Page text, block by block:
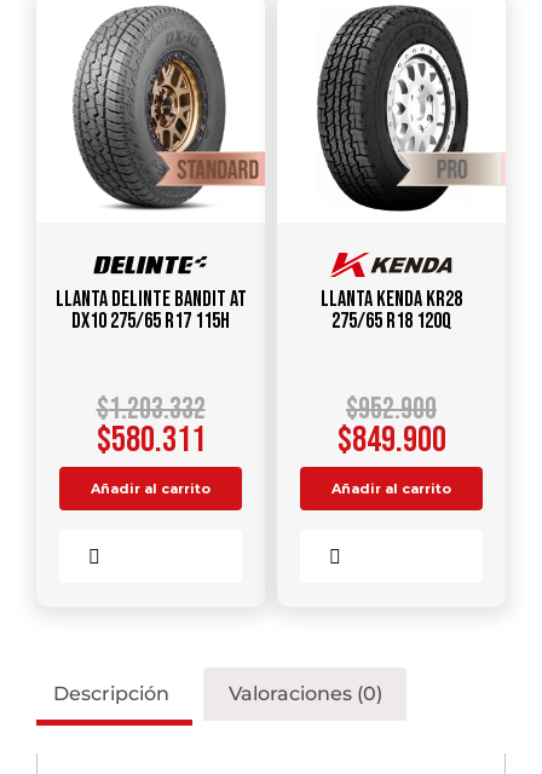
Llanta DELINTE Bandit AT
DX10 275/65 R17 115H
$1.203.332
$580.311
Añadir al carrito
Llanta KENDA KR28
275/65 R18 120Q
$952.900
$849.900
Añadir al carrito
Descripción Valoraciones (0)